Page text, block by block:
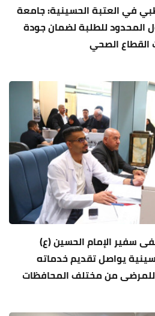
في العتبة الحسينية: جامعة
المحدود للطلبة لضمان جودة
القطاع الصحي
سفير الإمام الحسين (ع)
يواصل تقديم خدماته
للمرضى من مختلف المحافظات